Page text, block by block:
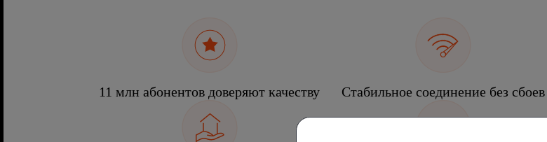
11 млн абонентов доверяют качеству Стабильное соединение без сбоев